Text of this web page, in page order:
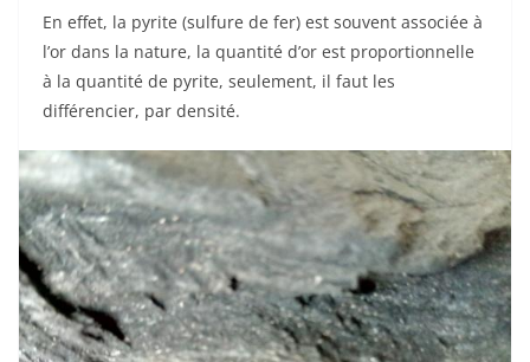
En effet, la pyrite (sulfure de fer) est souvent associée à
l’or dans la nature, la quantité d’or est proportionnelle
à la quantité de pyrite, seulement, il faut les
différencier, par densité.